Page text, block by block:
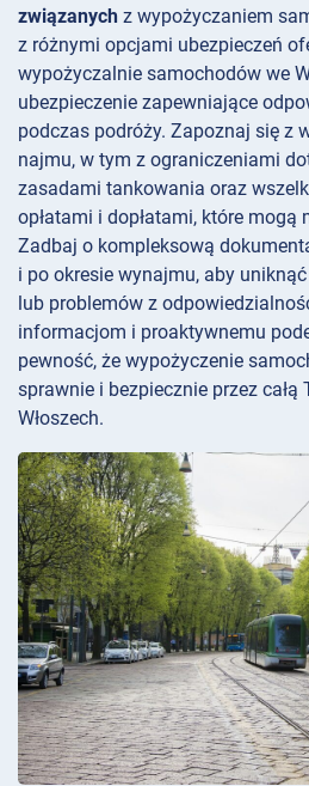
związanych z wypożyczaniem
z różnymi opcjami ubezpieczeń
wypożyczalnie samochodów we
ubezpieczenie zapewniające
podczas podróży. Zapoznaj się z
najmu, w tym z ograniczeniami
zasadami tankowania oraz
opłatami i dopłatami, które mogą
Zadbaj o kompleksową
i po okresie wynajmu, aby
lub problemów z
informacjom i proaktywnemu
pewność, że wypożyczenie
sprawnie i bezpiecznie przez całą
Włoszech.